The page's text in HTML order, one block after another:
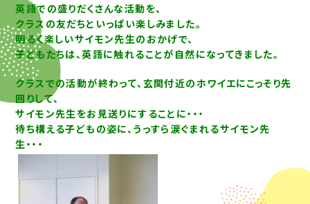
英語での盛りだくさんな活動を、
クラスの友だちといっぱい楽しみました。
明るく楽しいサイモン先生のおかげで、
子どもたちは、英語に触れることが自然になってきました。
クラスでの活動が終わって、玄関付近のホワイエにこっそり先
回りして、
サイモン先生をお見送りにすることに・・・
待ち構える子どもの姿に、うっすら涙ぐまれるサイモン先
生・・・